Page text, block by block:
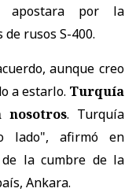
apostara por la
rusos S-400.
aunque creo
a estarlo. Turquía
. Turquía
lado", afirmó en
la cumbre de la
Ankara.